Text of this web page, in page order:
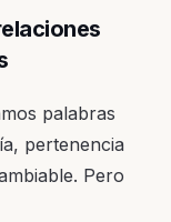
palabras
pertenencia
Pero